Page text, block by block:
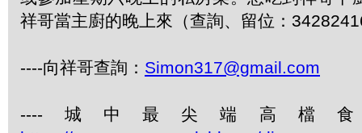
祥哥當主廚的晚上來（查詢、留位：
----向祥哥查詢： Simon317@gmail.com
----城中最尖端高檔